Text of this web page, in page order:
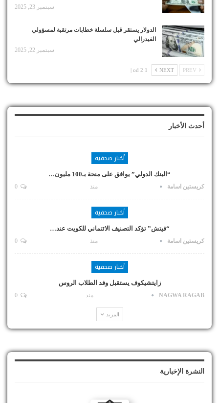
سبتمبر 23, 2025
الدولار يستقر قبل سلسلة خطابات مرتقبة لمسؤولي
الفيدرالي
سبتمبر 22, 2025
NEXT
1 od 2 |
أحدث الأخبار
أخبار صحفية
“البنك الدولي” يوافق على منحة بـ100 مليون…
كريستين اسامة منذ
أخبار صحفية
“فيتش” تؤكد التصنيف الائتماني للكويت عند…
كريستين اسامة منذ
أخبار صحفية
زايتشيكوف يستقبل وفد الطلاب الروس
NAGWA RAGAB منذ
المزيد
النشرة الإخبارية